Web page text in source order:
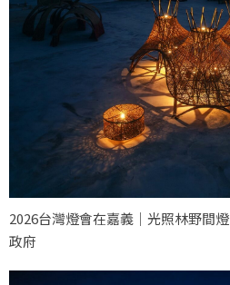
2026台灣燈會在嘉義｜光照林野間
政府